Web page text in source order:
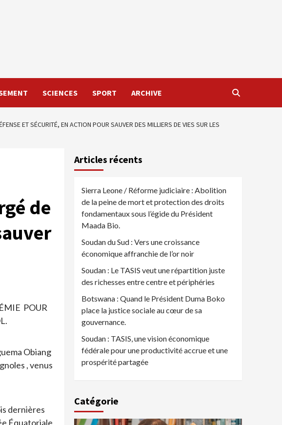
SCIENCES SPORT ARCHIVE
ET SÉCURITÉ, EN ACTION POUR SAUVER DES MILLIERS DE VIES SUR LES
de
POUR
Obiang
, venus
dernières
Équatoriale
Articles récents
Sierra Leone / Réforme judiciaire : Abolition
de la peine de mort et protection des droits
fondamentaux sous l’égide du Président
Maada Bio.
Soudan du Sud : Vers une croissance
économique affranchie de l’or noir
Soudan : Le TASIS veut une répartition juste
des richesses entre centre et périphéries
Botswana : Quand le Président Duma Boko
place la justice sociale au cœur de sa
gouvernance.
Soudan : TASIS, une vision économique
fédérale pour une productivité accrue et une
prospérité partagée
Catégorie